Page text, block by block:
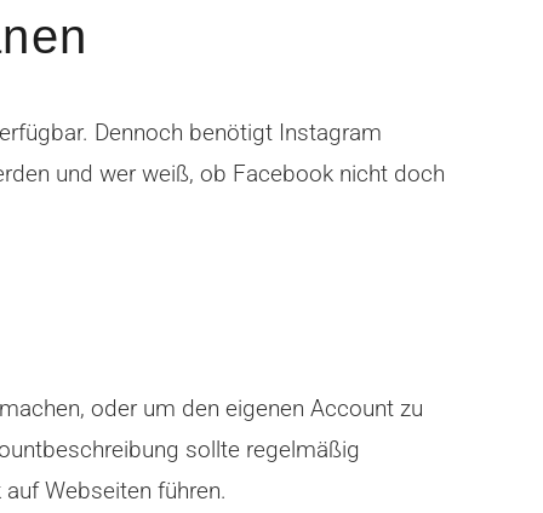
Dennoch benötigt Instagram
und wer weiß, ob Facebook nicht doch
oder um den eigenen Account zu
sollte regelmäßig
Webseiten führen.